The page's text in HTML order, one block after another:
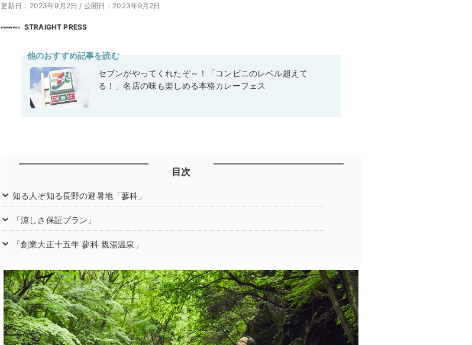
更新日：2023年9月2日 / 公開日：2023年9月2日
STRAIGHT PRESS
他のおすすめ記事を読む
セブンがやってくれたぞ～！「コンビニのレベル超えて
る！」名店の味も楽しめる本格カレーフェス
目次
知る人ぞ知る長野の避暑地「蓼科」
「涼しさ保証プラン」
「創業大正十五年 蓼科 親湯温泉」